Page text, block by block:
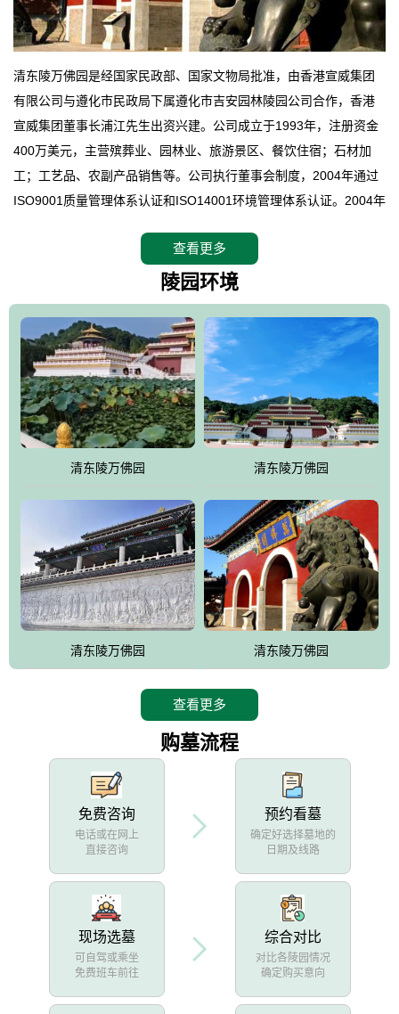
清东陵万佛园是经国家民政部、国家文物局批准，由香港宣威集团
有限公司与遵化市民政局下属遵化市吉安园林陵园公司合作，香港
宣威集团董事长浦江先生出资兴建。公司成立于1993年，注册资金
400万美元，主营殡葬业、园林业、旅游景区、餐饮住宿；石材加
工；工艺品、农副产品销售等。公司执行董事会制度，2004年通过
ISO9001质量管理体系认证和ISO14001环境管理体系认证。2004年
拥有4A级旅游区头衔的花园式陵园，园内建有四星级酒店一座。
万佛园位于遵化市境内，座落在世界文化遗产清东陵地形墙内，地
形绝佳，地理位置优越，交通便利。公司以“建设全国顶级人生后花
园、打造佛教精品旅游圣地”为目标，以海外归侨、国内外知名人士
的墓地安葬、祭祀吊亡并结合旅游参观构成其主要使用功能；以苍
郁绚丽、优雅宜人的园林景观构成其外部形象。通过墓园建设与造
园手法相结合的默契操作，建成一处特色鲜明、服务周全、环境优
美、民族风格突出，与周边文物古迹交相呼应的极具吸引力的花园
式园林。
万佛园工程一期占地448亩，目前完成投资近12亿元人民币，园区采
用全仿古式建筑，寻求与世界文化遗产地清东陵的和谐统一，在园
区建设中寻求陵园建设与景区建设的有机融合，充分发挥独一无二
的地形优势，打造现代艺术园林，建设旅游景观、寺庙、酒店等综
合服务设施，服务于陵园经营，使企业的多元化经营项目相互依
托、相互促进，园区绿化覆盖率达90%。
设计建造各种墓地墓位3万个；主体建筑金宝塔，墓位容量8万个，
能适应不同消费阶层的需求，为客户提供墓碑设计制作服务、特色
查看更多
陵园环境
清东陵万佛园 清东陵万佛园
清东陵万佛园 清东陵万佛园
查看更多
购墓流程
免费咨询
电话或在网上
直接咨询
预约看墓
确定好选择墓地的
日期及线路
现场选墓
可自驾或乘坐
免费班车前往
综合对比
对比各陵园情况
确定购买意向